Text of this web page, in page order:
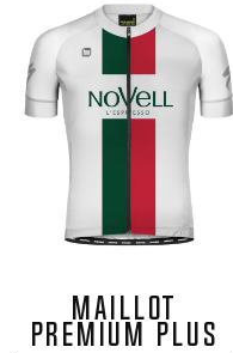
MAILLOT
PREMIUM PLUS